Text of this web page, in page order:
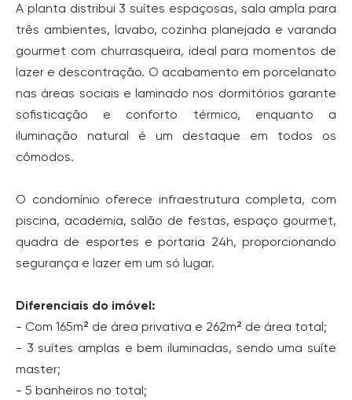
A planta distribui 3 suítes espaçosas, sala ampla para
três ambientes, lavabo, cozinha planejada e varanda
gourmet com churrasqueira, ideal para momentos de
lazer e descontração. O acabamento em porcelanato
nas áreas sociais e laminado nos dormitórios garante
sofisticação e conforto térmico, enquanto a
iluminação natural é um destaque em todos os
cômodos.
O condomínio oferece infraestrutura completa, com
piscina, academia, salão de festas, espaço gourmet,
quadra de esportes e portaria 24h, proporcionando
segurança e lazer em um só lugar.
Diferenciais do imóvel:
- Com 165m² de área privativa e 262m² de área total;
- 3 suítes amplas e bem iluminadas, sendo uma suíte
master;
- 5 banheiros no total;